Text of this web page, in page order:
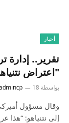
أخبار
تقرير..
"اعتراض
بواسطة 18 يناير، 2026
وقال مسؤول
إلى نتنياهو: